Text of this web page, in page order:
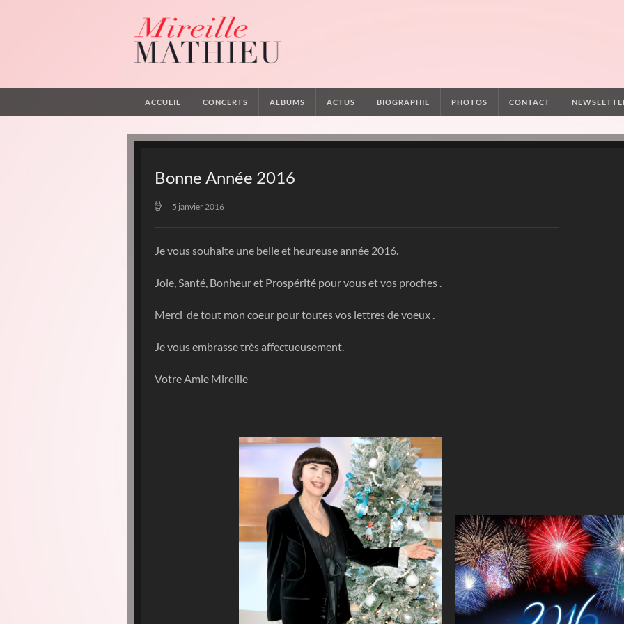
ACCUEIL CONCERTS ALBUMS ACTUS BIOGRAPHIE PHOTOS CONTACT
Bonne Année 2016
5 janvier 2016
Je vous souhaite une belle et heureuse année 2016.
Joie, Santé, Bonheur et Prospérité pour vous et vos proches .
Merci de tout mon coeur pour toutes vos lettres de voeux .
Je vous embrasse très affectueusement.
Votre Amie Mireille